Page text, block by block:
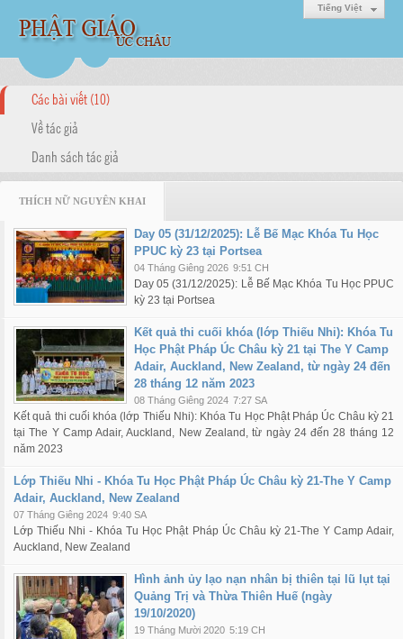
Tiếng Việt
Các bài viết (10)
Về tác giả
Danh sách tác giả
THÍCH NỮ NGUYÊN KHAI
Day 05 (31/12/2025): Lễ Bế Mạc Khóa Tu Học
PPUC kỳ 23 tại Portsea
04 Tháng Giêng 2026 9:51 CH
Day 05 (31/12/2025): Lễ Bế Mạc Khóa Tu Học PPUC
kỳ 23 tại Portsea
Kết quả thi cuối khóa (lớp Thiếu Nhi): Khóa Tu
Học Phật Pháp Úc Châu kỳ 21 tại The Y Camp
Adair, Auckland, New Zealand, từ ngày 24 đến
28 tháng 12 năm 2023
08 Tháng Giêng 2024 7:27 SA
Kết quả thi cuối khóa (lớp Thiếu Nhi): Khóa Tu Học Phật Pháp Úc Châu kỳ 21
tại The Y Camp Adair, Auckland, New Zealand, từ ngày 24 đến 28 tháng 12
năm 2023
Lớp Thiếu Nhi - Khóa Tu Học Phật Pháp Úc Châu kỳ 21-The Y Camp
Adair, Auckland, New Zealand
07 Tháng Giêng 2024 9:40 SA
Lớp Thiếu Nhi - Khóa Tu Học Phật Pháp Úc Châu kỳ 21-The Y Camp Adair,
Auckland, New Zealand
Hình ảnh ủy lạo nạn nhân bị thiên tại lũ lụt tại
Quảng Trị và Thừa Thiên Huế (ngày
19/10/2020)
19 Tháng Mười 2020 5:19 CH